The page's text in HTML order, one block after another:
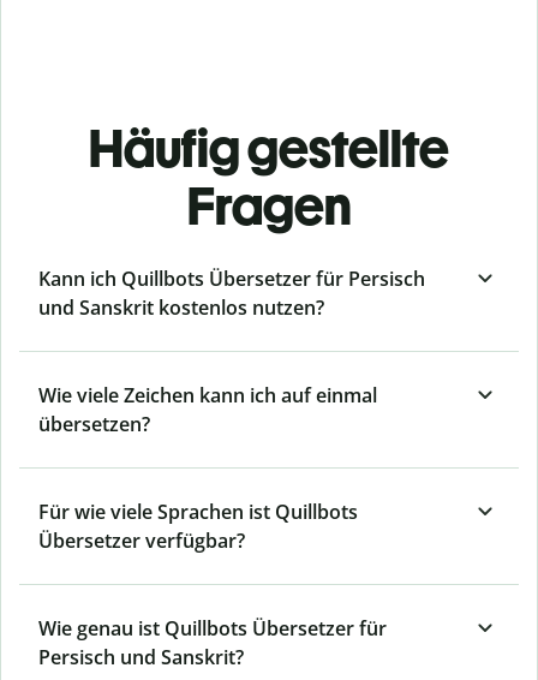
Häufig gestellte
Fragen
Kann ich Quillbots Übersetzer für Persisch
und Sanskrit kostenlos nutzen?
Wie viele Zeichen kann ich auf einmal
übersetzen?
Für wie viele Sprachen ist Quillbots
Übersetzer verfügbar?
Wie genau ist Quillbots Übersetzer für
Persisch und Sanskrit?